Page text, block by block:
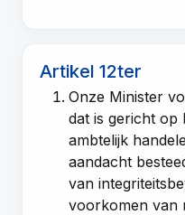
Artikel 12ter
Onze Minister
dat is gericht op
ambtelijk
aandacht
van
voorkomen van